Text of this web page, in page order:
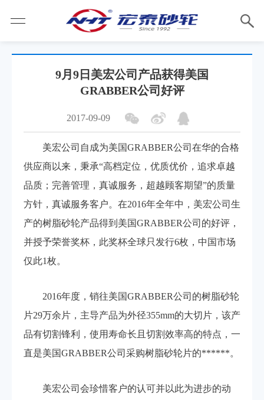
9月9日美宏公司产品获得美国
GRABBER公司好评
2017-09-09
美宏公司自成为美国GRABBER公司在华的合格
供应商以来，秉承“高档定位，优质优价，追求卓越
品质；完善管理，真诚服务，超越顾客期望”的质量
方针，真诚服务客户。在2016年全年中，美宏公司生
产的树脂砂轮产品得到美国GRABBER公司的好评，
并授予荣誉奖杯，此奖杯全球只发行6枚，中国市场
仅此1枚。
2016年度，销往美国GRABBER公司的树脂砂轮
片29万余片，主导产品为外径355mm的大切片，该产
品有切割锋利，使用寿命长且切割效率高的特点，一
直是美国GRABBER公司采购树脂砂轮片的******。
美宏公司会珍惜客户的认可并以此为进步的动